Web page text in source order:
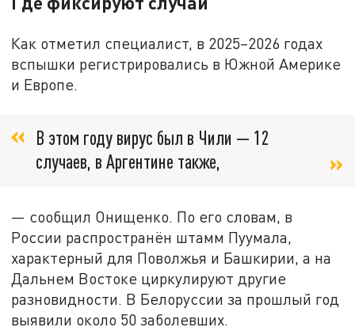
Как отметил специалист, в 2025–2026 годах
вспышки регистрировались в Южной Америке
и Европе.
В этом году вирус был в Чили — 12
случаев, в Аргентине также,
— сообщил Онищенко. По его словам, в
России распространён штамм Пуумала,
характерный для Поволжья и Башкирии, а на
Дальнем Востоке циркулируют другие
разновидности. В Белоруссии за прошлый год
выявили около 50 заболевших.